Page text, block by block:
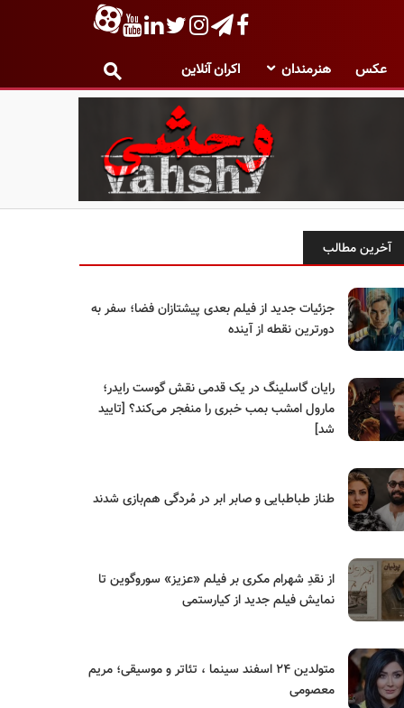
عکس هنرمندان اکران آنلاین
آخرین مطالب
جزئیات جدید از فیلم بعدی پیشتازان فضا؛ سفر به
دورترین نقطه از آینده
رایان گاسلینگ در یک قدمی نقش گوست رایدر؛
مارول امشب بمب خبری را منفجر می‌کند؟ [تایید
شد]
طناز طباطبایی و صابر ابر در مُردگی هم‌بازی شدند
از نقدِ شهرام مکری بر فیلم «عزیز» سوروگوین تا
نمایش فیلم جدید از کیارستمی
متولدین ۲۴ اسفند سینما ، تئاتر و موسیقی؛ مریم
معصومی